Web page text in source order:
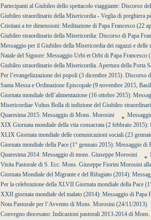
Partecipanti al Giubileo dello spettacolo viaggiante: Discorso
Giubileo straordinario della Misericordia - Veglia di preghiera
Cristiani a tre dimensioni: Meditazione di Papa Francesco (22
Giubileo straordinario della Misericordia: Discorso di Papa
Messaggio per il Giubileo della Misericordia dei ragazzi e delle
Natale del Signore: Messaggio Urbi et Orbi di Papa Francesco
Giubileo straordinario della Misericordia. Apertura della Porta
Per l’evangelizzazione dei popoli (3 dicembre 2015). Discorso
Santa Messa e Ordinazione Episcopale (9 novembre 2015,
Giornata mondiale dell’alimentazione (16 ottobre 2015):
Misericordiae Vultus Bolla di indizione del Giubileo
Quaresima 2015: Messaggio di Mons. Morosini
XIX Giornata mondiale della vita consacrata (2 febbraio 2015):
XLIX Giornata mondiale delle comunicazioni sociali (23
Giornata mondiale della Pace (1° gennaio 2015): Messaggio di
Quaresima 2014: Messaggio di mons. Giuseppe Morosini
Visita Pastorale di S. Ecc. Mons. Giuseppe Fiorini Morosini
Giornata Mondiale del Migrante e del Rifugiato (2014):
Per la celebrazione della XLVII Giornata mondiale della Pace
XXII giornata mondiale del malato (2014): Messaggio di Papa
Nota Pastorale per l’Avvento di Mons. Morosini (24/11/2013)
Convegno diocesano: Indicazioni pastorali 2013-2014 di